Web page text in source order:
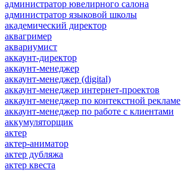
администратор ювелирного салона
администратор языковой школы
академический директор
аквагример
аквариумист
аккаунт-директор
аккаунт-менеджер
аккаунт-менеджер (digital)
аккаунт-менеджер интернет-проектов
аккаунт-менеджер по контекстной рекламе
аккаунт-менеджер по работе с клиентами
аккумуляторщик
актер
актер-аниматор
актер дубляжа
актер квеста